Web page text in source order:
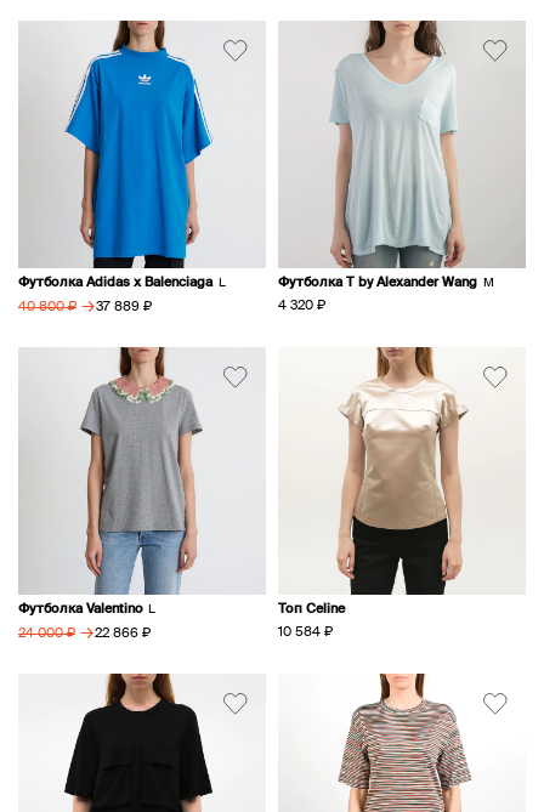
Футболка Adidas х Balenciaga L
40 800 ₽ → 37 889 ₽
Футболка T by Alexander Wang M
4 320 ₽
Футболка Valentino L
24 000 ₽ → 22 866 ₽
Топ Celine
10 584 ₽